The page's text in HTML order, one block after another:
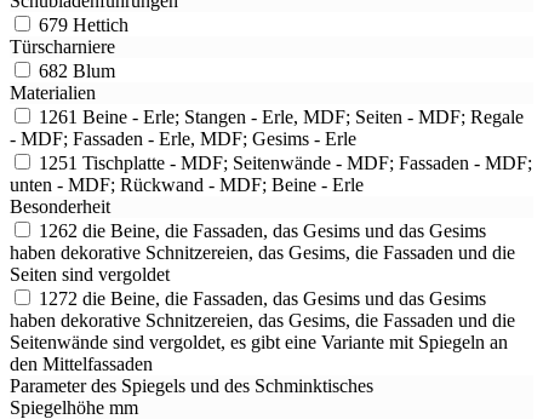
679 Hettich
Türscharniere
682 Blum
Materialien
1261 Beine - Erle; Stangen - Erle, MDF; Seiten - MDF; Regale
- MDF; Fassaden - Erle, MDF; Gesims - Erle
1251 Tischplatte - MDF; Seitenwände - MDF; Fassaden - MDF;
unten - MDF; Rückwand - MDF; Beine - Erle
Besonderheit
1262 die Beine, die Fassaden, das Gesims und das Gesims
haben dekorative Schnitzereien, das Gesims, die Fassaden und die
Seiten sind vergoldet
1272 die Beine, die Fassaden, das Gesims und das Gesims
haben dekorative Schnitzereien, das Gesims, die Fassaden und die
Seitenwände sind vergoldet, es gibt eine Variante mit Spiegeln an
den Mittelfassaden
Parameter des Spiegels und des Schminktisches
Spiegelhöhe mm